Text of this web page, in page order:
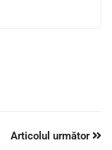
Articolul următor